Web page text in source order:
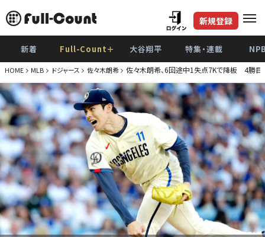
新規登録
新着 Full-Count＋ 大谷翔平 特集・連載
HOME MLB ドジャース 佐々木朗希 佐々木朗希、6回途中1失点7Kで降板 4勝